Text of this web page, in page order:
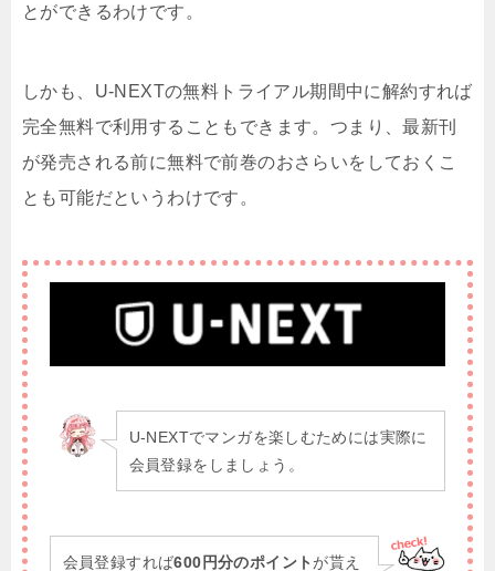
とができるわけです。
しかも、U-NEXTの無料トライアル期間中に解約すれば
完全無料で利用することもできます。つまり、最新刊
が発売される前に無料で前巻のおさらいをしておくこ
とも可能だというわけです。
U-NEXTでマンガを楽しむためには実際に
会員登録をしましょう。
会員登録すれば600円分のポイント が貰え